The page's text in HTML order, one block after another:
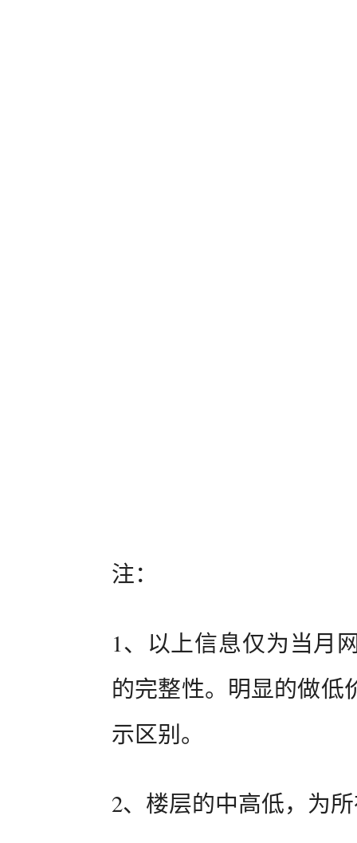
注：
1、以上信息仅为当月
的完整性。明显的做低
示区别。
2、楼层的中高低，为